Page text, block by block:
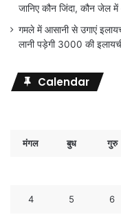
जानिए कौन जिंदा, कौन जेल
गमले में आसानी से उगाएं
लानी पड़ेगी 3000 की
Calendar
मंगल बुध गुरु
4 5 6